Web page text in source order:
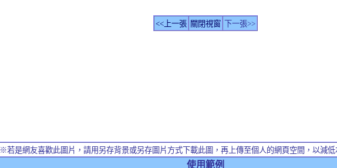
<<上一張 關閉視窗 下一張>>
※若是網友喜歡此圖片，請用另存背景或另存圖片方式下載此圖，再上傳至個人的網頁空間，以減低
使用範例